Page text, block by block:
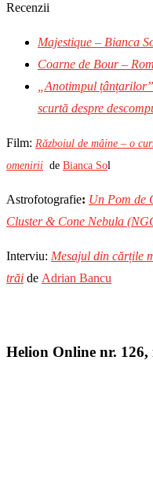
Recenzii
Majestique – Bianca
Coarne de Bour –
„Anotimpul
scurtă despre
Film: Războiul de mâine – o
omenirii de Bianca Sol
Astrofotografie: Un Pom de
Cluster & Cone Nebula
Interviu: Mesajul din cărțile
trăi de Adrian Bancu
Helion Online nr. 126,